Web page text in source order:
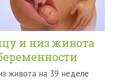
и низ живота
живота на 39 неделе